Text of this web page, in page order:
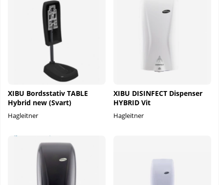
XIBU Bordsstativ TABLE
Hybrid new (Svart)
Hagleitner
XIBU DISINFECT Dispenser
HYBRID Vit
Hagleitner